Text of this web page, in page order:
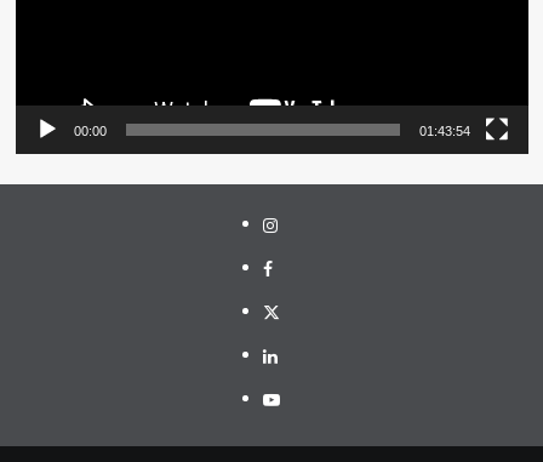
00:00 01:43:54
Instagram
Facebook
Twitter
Linkedin
Youtube